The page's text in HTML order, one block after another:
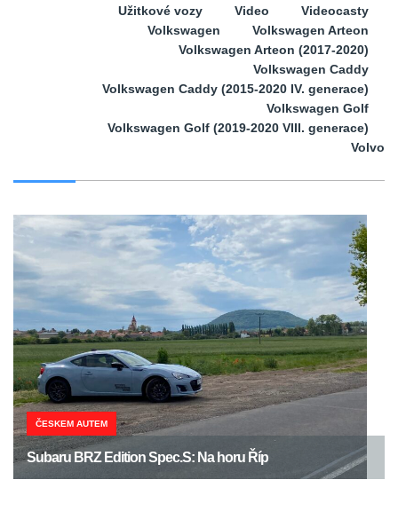
Užitkové vozy
Video
Videocasty
Volkswagen
Volkswagen Arteon
Volkswagen Arteon (2017-2020)
Volkswagen Caddy
Volkswagen Caddy (2015-2020 IV. generace)
Volkswagen Golf
Volkswagen Golf (2019-2020 VIII. generace)
Volvo
ČESKEM AUTEM
Subaru BRZ Edition Spec.S: Na horu Říp